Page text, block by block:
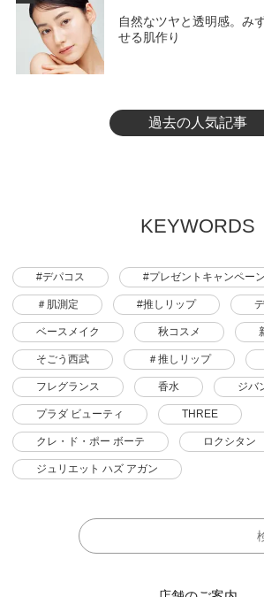
自然なツヤと透明感。み
せる肌作り
過去の人気記事
KEYWORDS
#デパコス #プレゼントキャンペーン
＃肌測定 #推しリップ
ベースメイク 秋コスメ
そごう西武 ＃推しリップ
フレグランス 香水 ジバ
プラダ ビューティ THREE
クレ・ド・ポー ボーテ ロクシタン
ジュリエット ハズ アガン